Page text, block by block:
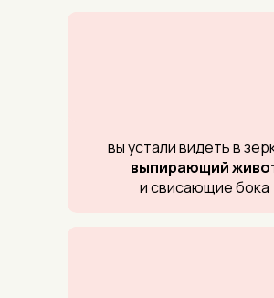
вы устали видеть в
выпирающий
и свисающие бока